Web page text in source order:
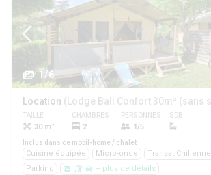
1/6
Location
TAILLE
30 m²
CHAMBRES
2
PERSONNES
1/5
SDB
Inclus dans ce mobil-home / chalet
Cuisine équipée Micro-onde Transat Chilienne
Parking
+ plus de détails